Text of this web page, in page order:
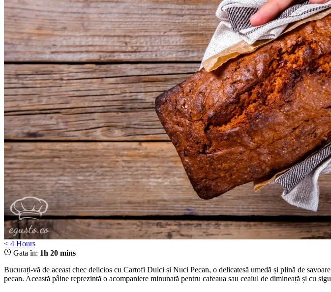
< 4 Hours
Gata în: 1h 20 mins
Bucurați-vă de aceast chec delicios cu Cartofi Dulci și Nuci Pecan, o delicatesă umedă și plină de
pecan. Această pâine reprezintă o acompaniere minunată pentru cafeaua sau ceaiul de dimineață și cu